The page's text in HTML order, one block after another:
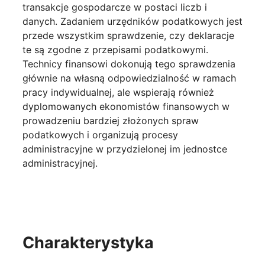
transakcje gospodarcze w postaci liczb i
danych. Zadaniem urzędników podatkowych jest
przede wszystkim sprawdzenie, czy deklaracje
te są zgodne z przepisami podatkowymi.
Technicy finansowi dokonują tego sprawdzenia
głównie na własną odpowiedzialność w ramach
pracy indywidualnej, ale wspierają również
dyplomowanych ekonomistów finansowych w
prowadzeniu bardziej złożonych spraw
podatkowych i organizują procesy
administracyjne w przydzielonej im jednostce
administracyjnej.
Charakterystyka